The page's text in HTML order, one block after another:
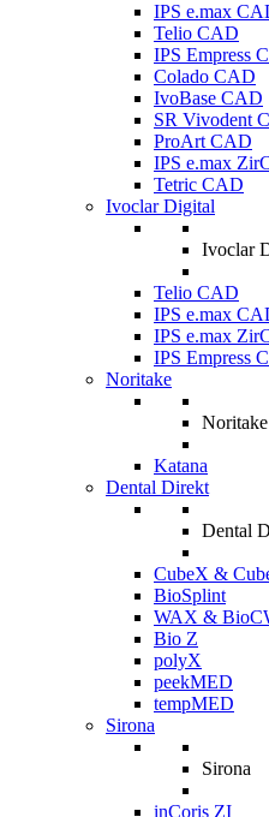
IPS e.max
Telio CAD
IPS Empress
Colado CAD
IvoBase CAD
SR Vivodent
ProArt CAD
IPS e.max
Tetric CAD
Ivoclar Digital
Ivoclar
Telio CAD
IPS e.max
IPS e.max
IPS Empress
Noritake
Noritake
Katana
Dental Direkt
Dental
CubeX &
BioSplint
WAX &
Bio Z
polyX
peekMED
tempMED
Sirona
Sirona
inCoris ZI